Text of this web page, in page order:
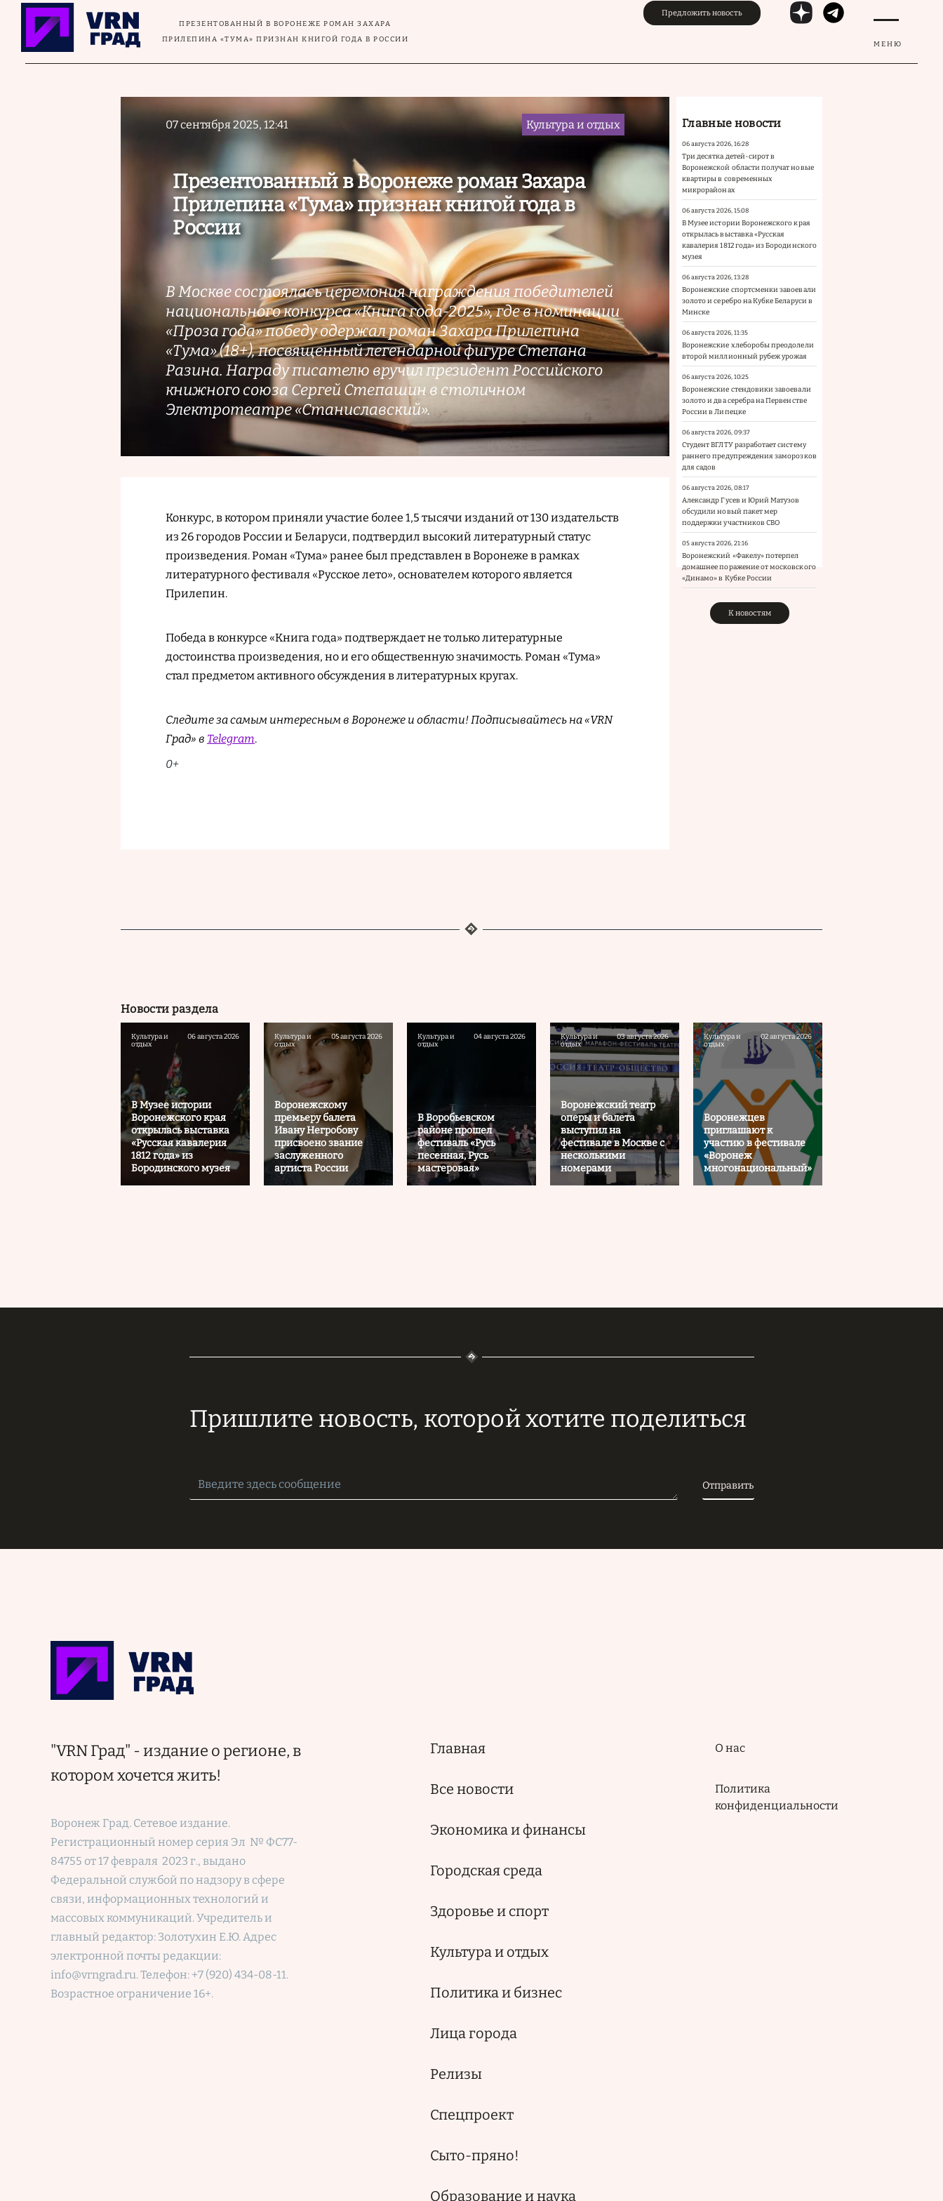
Перейти к основному содержанию
МЕНЮ
ПРЕЗЕНТОВАННЫЙ В ВОРОНЕЖЕ РОМАН ЗАХАРА
ПРИЛЕПИНА «ТУМА» ПРИЗНАН КНИГОЙ ГОДА В РОССИИ
Предложить новость
07 сентября 2025, 12:41 Культура и отдых
Презентованный в Воронеже роман Захара
Прилепина «Тума» признан книгой года в
России
В Москве состоялась церемония награждения победителей
национального конкурса «Книга года-2025», где в номинации
«Проза года» победу одержал роман Захара Прилепина
«Тума» (18+), посвященный легендарной фигуре Степана
Разина. Награду писателю вручил президент Российского
книжного союза Сергей Степашин в столичном
Электротеатре «Станиславский».
Конкурс, в котором приняли участие более 1,5 тысячи изданий от 130 издательств
из 26 городов России и Беларуси, подтвердил высокий литературный статус
произведения. Роман «Тума» ранее был представлен в Воронеже в рамках
литературного фестиваля «Русское лето», основателем которого является
Прилепин.
Победа в конкурсе «Книга года» подтверждает не только литературные
достоинства произведения, но и его общественную значимость. Роман «Тума»
стал предметом активного обсуждения в литературных кругах.
Следите за самым интересным в Воронеже и области! Подписывайтесь на «VRN
Град» в Telegram.
0+
Главные новости
06 августа 2026, 16:28
Три десятка детей-сирот в
Воронежской области получат новые
квартиры в современных
микрорайонах
06 августа 2026, 15:08
В Музее истории Воронежского края
открылась выставка «Русская
кавалерия 1812 года» из Бородинского
музея
06 августа 2026, 13:28
Воронежские спортсменки завоевали
золото и серебро на Кубке Беларуси в
Минске
06 августа 2026, 11:35
Воронежские хлеборобы преодолели
второй миллионный рубеж урожая
06 августа 2026, 10:25
Воронежские стендовики завоевали
золото и два серебра на Первенстве
России в Липецке
06 августа 2026, 09:37
Студент ВГЛТУ разработает систему
раннего предупреждения заморозков
для садов
06 августа 2026, 08:17
Александр Гусев и Юрий Матузов
обсудили новый пакет мер
поддержки участников СВО
05 августа 2026, 21:16
Воронежский «Факелу» потерпел
домашнее поражение от московского
«Динамо» в Кубке России
К новостям
Новости раздела
Культура и
отдых
06 августа 2026
В Музее истории
Воронежского края
открылась выставка
«Русская кавалерия
1812 года» из
Бородинского музея
Культура и
отдых
05 августа 2026
Воронежскому
премьеру балета
Ивану Негробову
присвоено звание
заслуженного
артиста России
Культура и
отдых
04 августа 2026
В Воробьевском
районе прошел
фестиваль «Русь
песенная, Русь
мастеровая»
Культура и
отдых
03 августа 2026
Воронежский театр
оперы и балета
выступил на
фестивале в Москве с
несколькими
номерами
Культура и
отдых
02 августа 2026
Воронежцев
приглашают к
участию в фестивале
«Воронеж
многонациональный»
Пришлите новость, которой хотите поделиться
"VRN Град" - издание о регионе, в
котором хочется жить!
Воронеж Град. Сетевое издание.
Регистрационный номер серия Эл № ФС77-
84755 от 17 февраля 2023 г., выдано
Федеральной службой по надзору в сфере
связи, информационных технологий и
массовых коммуникаций. Учредитель и
главный редактор: Золотухин Е.Ю. Адрес
электронной почты редакции:
info@vrngrad.ru. Телефон: +7 (920) 434-08-11.
Возрастное ограничение 16+.
Основная
Главная
Все новости
Экономика и финансы
Городская среда
Здоровье и спорт
Культура и отдых
Политика и бизнес
Лица города
Релизы
Спецпроект
Сыто-пряно!
Образование и наука
Подвал
О нас
Политика
конфиденциальности